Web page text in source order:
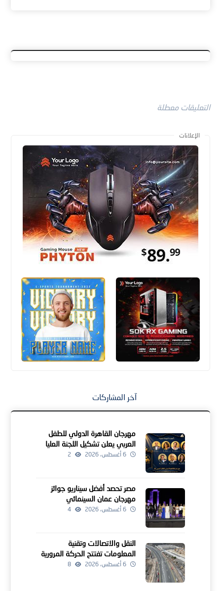
التعليقات معطلة
الإعلانات
آخر المشاركات
مهرجان القاهرة الدولي للطفل
العربي يعلن تشكيل اللجنة العليا
للدورة الرابعة
6 أغسطس، 2026 2
مصر تحصد أفضل سيناريو جوائز
مهرجان عمان السينمائي
6 أغسطس، 2026 4
النقل والاتصالات وتقنية
المعلومات تفتتح الحركة المرورية
لمشروعين للطرق بالداخلية
6 أغسطس، 2026 8